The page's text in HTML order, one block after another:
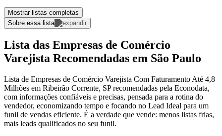
Mostrar listas completas
Sobre essa lista
Lista das Empresas de Comércio
Varejista Recomendadas em São Paulo
Lista de Empresas de Comércio Varejista Com Faturamento Até 4,8
Milhões em Ribeirão Corrente, SP recomendadas pela Econodata,
com informações confiáveis e precisas, pensada para a rotina do
vendedor, economizando tempo e focando no Lead Ideal para um
funil de vendas eficiente. É a verdade que vende: menos listas frias,
mais leads qualificados no seu funil.